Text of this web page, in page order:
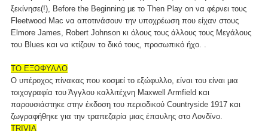
ξεκίνησε(!), Before the Beginning με το Then Play on να φέρνει τους
Fleetwood Mac να αποτινάσουν την υποχρέωση που είχαν στους
Elmore James, Robert Johnson κι όλους τους άλλους τους Μεγάλους
του Blues και να κτίζουν το δικό τους, προσωπικό ήχο. .
ΤΟ ΕΞΩΦΥΛΛΟ
Ο υπέροχος πίνακας που κοσμεί το εξώφυλλο, είναι του είναι μια
τοιχογραφία του Άγγλου καλλιτέχνη Maxwell Armfield και
παρουσιάστηκε στην έκδοση του περιοδικού Countryside 1917 και
ζωγραφήθηκε για την τραπεζαρία μιας έπαυλης στο Λονδίνο.
TRIVIA